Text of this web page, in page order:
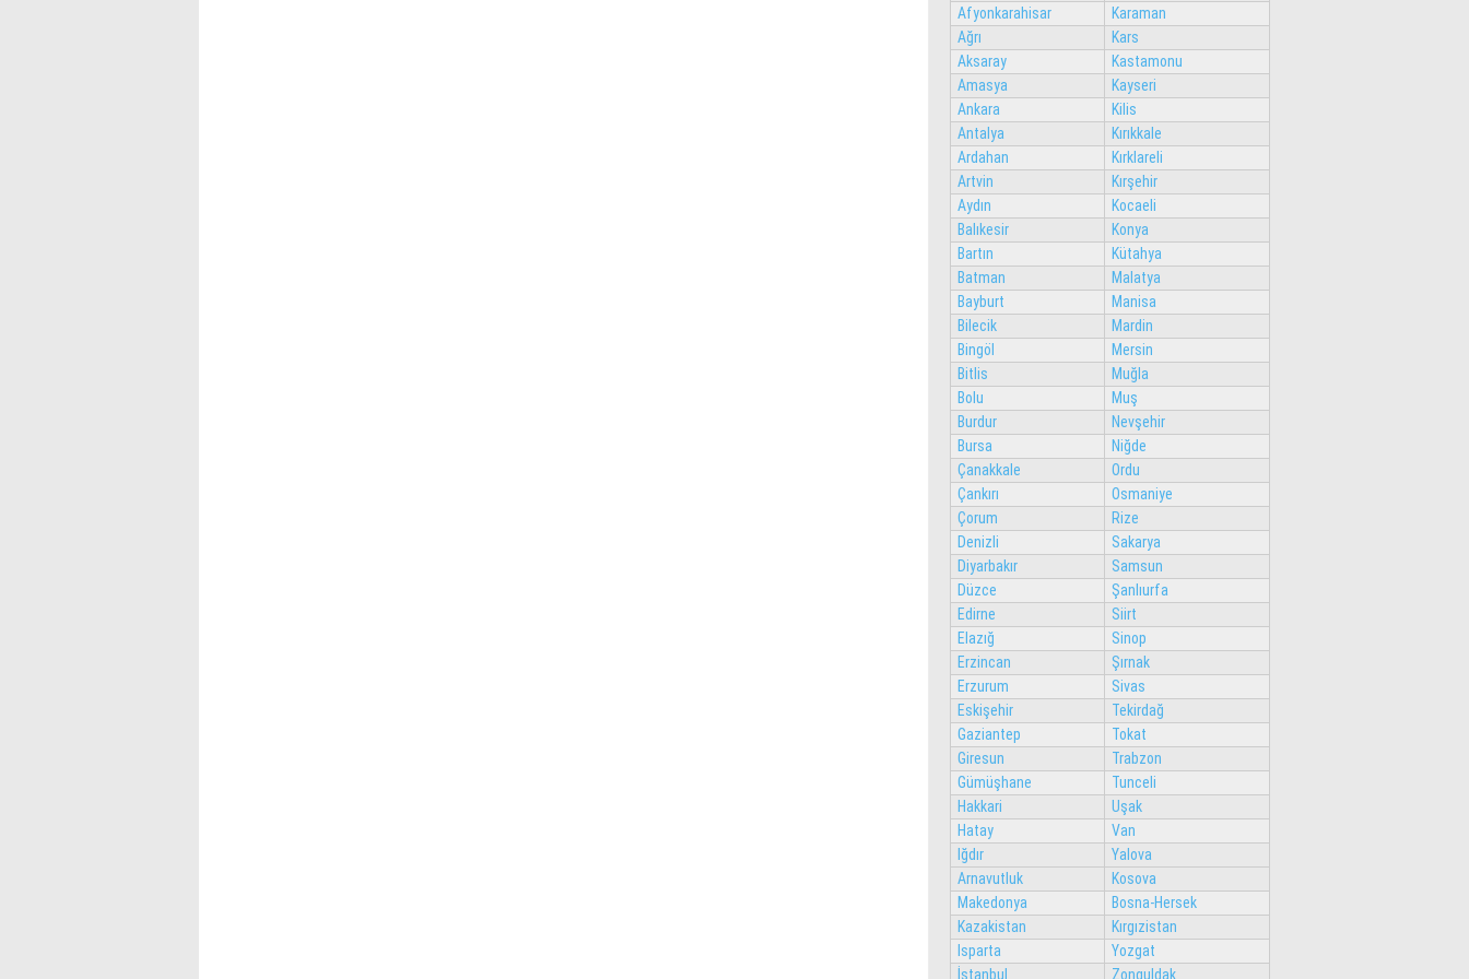
Afyonkarahisar
Karaman
Ağrı
Kars
Aksaray
Kastamonu
Amasya
Kayseri
Ankara
Kilis
Antalya
Kırıkkale
Ardahan
Kırklareli
Artvin
Kırşehir
Aydın
Kocaeli
Balıkesir
Konya
Bartın
Kütahya
Batman
Malatya
Bayburt
Manisa
Bilecik
Mardin
Bingöl
Mersin
Bitlis
Muğla
Bolu
Muş
Burdur
Nevşehir
Bursa
Niğde
Çanakkale
Ordu
Çankırı
Osmaniye
Çorum
Rize
Denizli
Sakarya
Diyarbakır
Samsun
Düzce
Şanlıurfa
Edirne
Siirt
Elazığ
Sinop
Erzincan
Şırnak
Erzurum
Sivas
Eskişehir
Tekirdağ
Gaziantep
Tokat
Giresun
Trabzon
Gümüşhane
Tunceli
Hakkari
Uşak
Hatay
Van
Iğdır
Yalova
Arnavutluk
Kosova
Makedonya
Bosna-Hersek
Kazakistan
Kırgızistan
Isparta
Yozgat
İstanbul
Zonguldak